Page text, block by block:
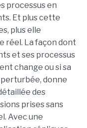
processus en
Et plus cette
plus elle
réel. La façon dont
et ses processus
change ou si sa
donne
des
prises sans
Avec une